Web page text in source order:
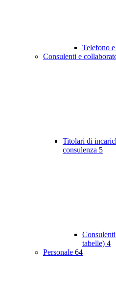
Telefono
Consulenti e
Titolari di
consulenza 5
tabelle) 4
Personale 64